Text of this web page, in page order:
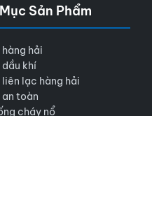
Sản Phẩm
hải
khí
lạc hàng hải
toàn
cháy nổ